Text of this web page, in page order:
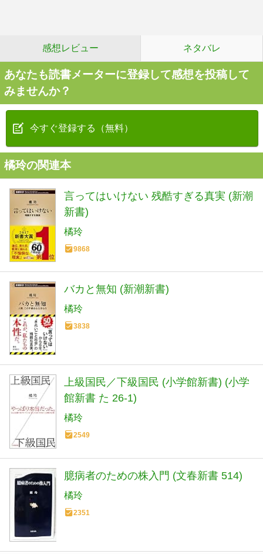
感想レビュー ネタバレ
あなたも読書メーターに登録して感想を投稿して
みませんか？
今すぐ登録する（無料）
橘玲の関連本
言ってはいけない 残酷すぎる真実 (新潮
新書)
橘玲
9868
バカと無知 (新潮新書)
橘玲
3838
上級国民／下級国民 (小学館新書) (小学
館新書 た 26-1)
橘玲
2549
臆病者のための株入門 (文春新書 514)
橘玲
2351